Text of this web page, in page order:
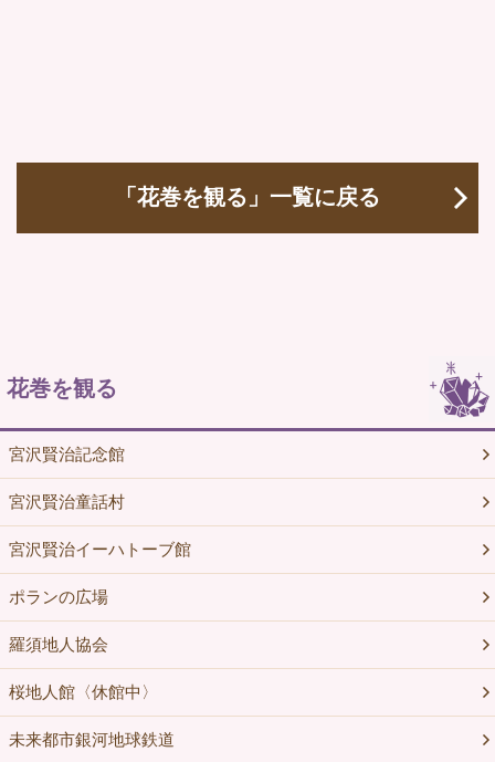
「花巻を観る」一覧に戻る
花巻を観る
宮沢賢治記念館
宮沢賢治童話村
宮沢賢治イーハトーブ館
ポランの広場
羅須地人協会
桜地人館〈休館中〉
未来都市銀河地球鉄道